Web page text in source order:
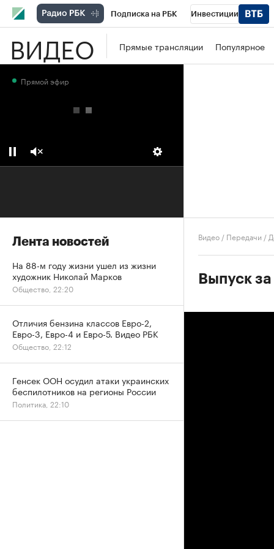
Подписка на РБК Инвестиции
ВИДЕО Прямые трансляции Популярное
Видео / Передачи /
Выпуск
Прямой эфир
Лента новостей
На 88-м году жизни ушел из жизни
художник Николай Марков
Общество, 22:20
Отличия бензина классов Евро-2,
Евро-3, Евро-4 и Евро-5. Видео РБК
Общество, 22:12
Генсек ООН осудил атаки украинских
беспилотников на регионы России
Политика, 22:10